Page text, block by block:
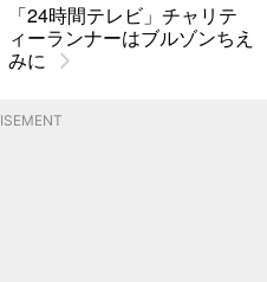
「24時間テレビ」チャリテ
ィーランナーはブルゾンちえ
みに